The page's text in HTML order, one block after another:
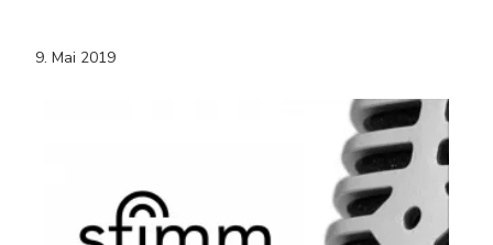
9. Mai 2019